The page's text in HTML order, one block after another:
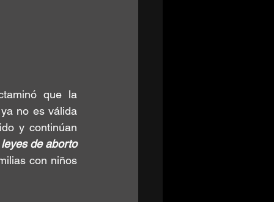
que la
no es válida
y continúan
de aborto
con niños